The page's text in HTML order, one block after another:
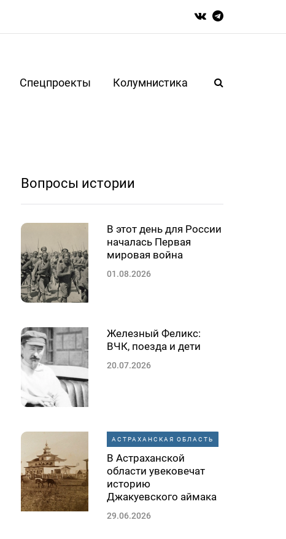
Спецпроекты Колумнистика
Вопросы истории
В этот день для России
началась Первая
мировая война
01.08.2026
Железный Феликс:
ВЧК, поезда и дети
20.07.2026
АСТРАХАНСКАЯ ОБЛАСТЬ
В Астраханской
области увековечат
историю
Джакуевского аймака
29.06.2026